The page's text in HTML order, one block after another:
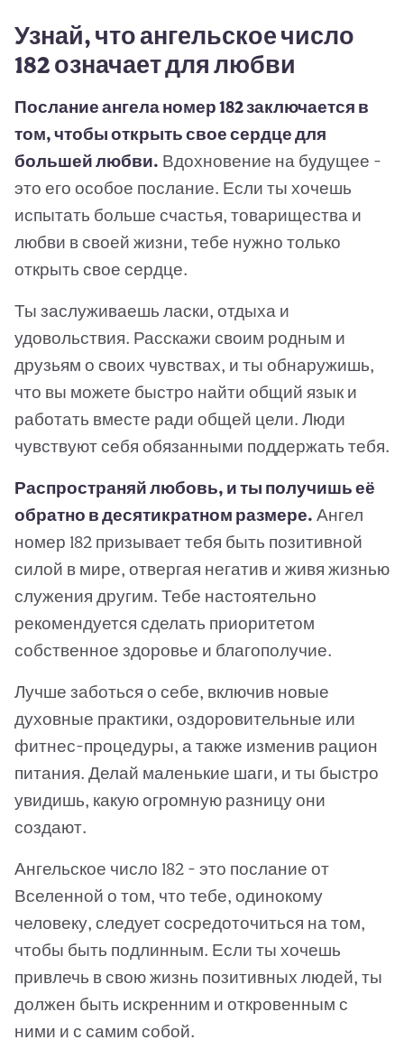
Узнай, что ангельское число
182 означает для любви
Послание ангела номер 182 заключается в
том, чтобы открыть свое сердце для
большей любви. Вдохновение на будущее -
это его особое послание. Если ты хочешь
испытать больше счастья, товарищества и
любви в своей жизни, тебе нужно только
открыть свое сердце.
Ты заслуживаешь ласки, отдыха и
удовольствия. Расскажи своим родным и
друзьям о своих чувствах, и ты обнаружишь,
что вы можете быстро найти общий язык и
работать вместе ради общей цели. Люди
чувствуют себя обязанными поддержать тебя.
Распространяй любовь, и ты получишь её
обратно в десятикратном размере. Ангел
номер 182 призывает тебя быть позитивной
силой в мире, отвергая негатив и живя жизнью
служения другим. Тебе настоятельно
рекомендуется сделать приоритетом
собственное здоровье и благополучие.
Лучше заботься о себе, включив новые
духовные практики, оздоровительные или
фитнес-процедуры, а также изменив рацион
питания. Делай маленькие шаги, и ты быстро
увидишь, какую огромную разницу они
создают.
Ангельское число 182 - это послание от
Вселенной о том, что тебе, одинокому
человеку, следует сосредоточиться на том,
чтобы быть подлинным. Если ты хочешь
привлечь в свою жизнь позитивных людей, ты
должен быть искренним и откровенным с
ними и с самим собой.